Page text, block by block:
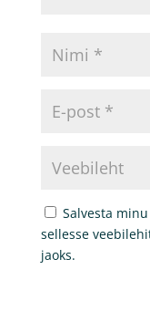
Salvesta
sellesse
jaoks.